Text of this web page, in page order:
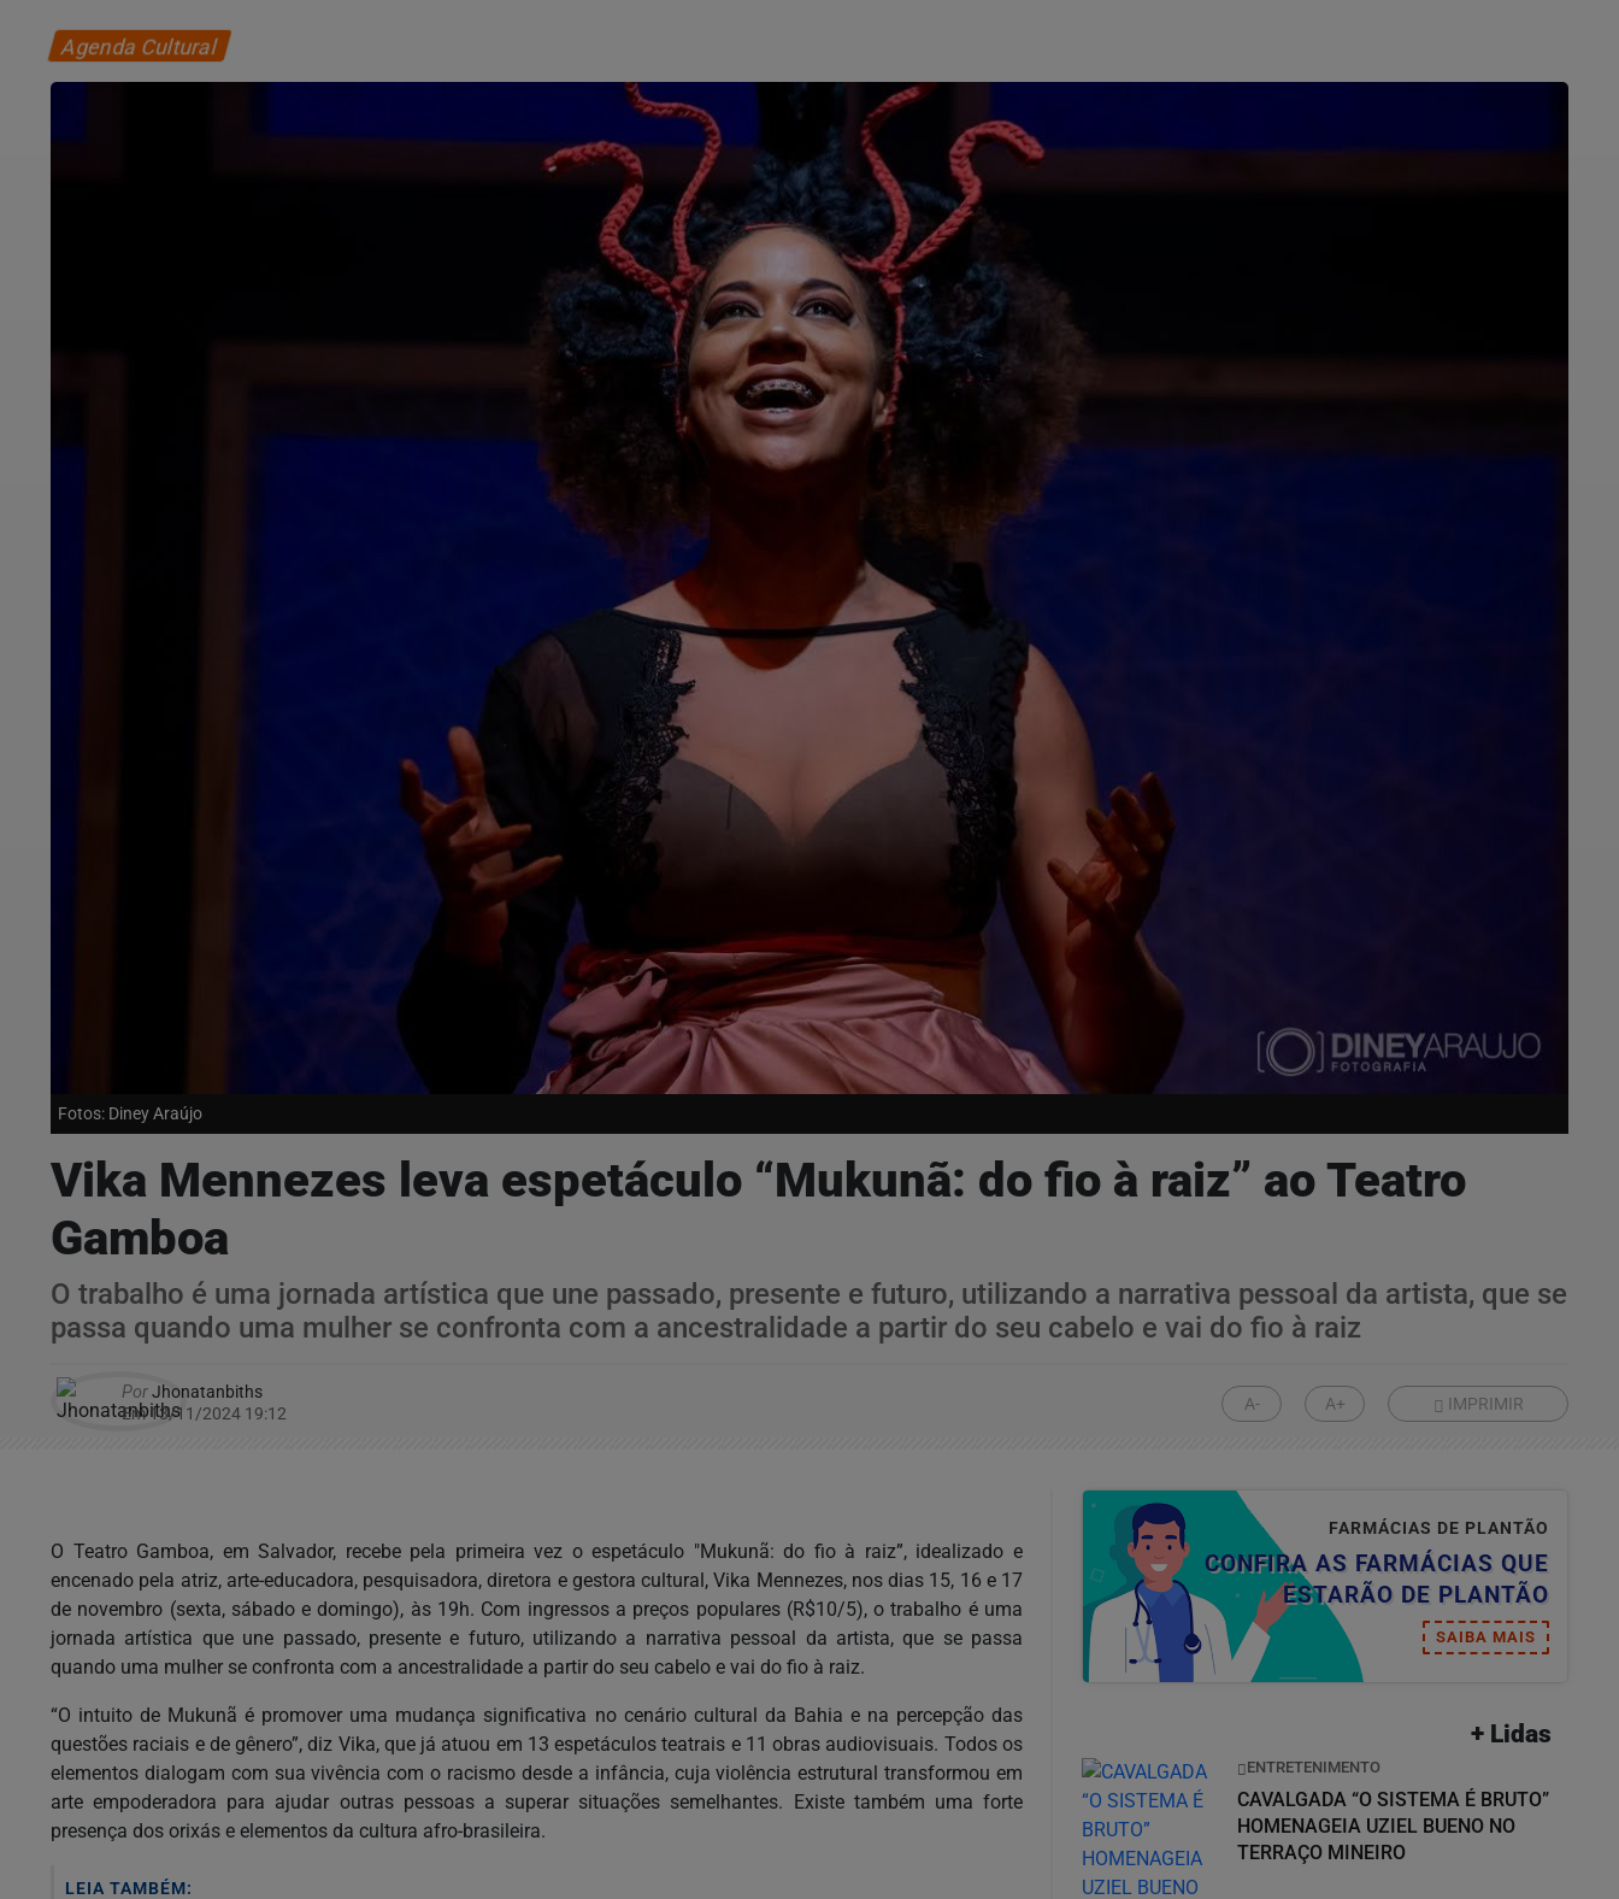
Agenda Cultural
Fotos: Diney Araújo
Vika Mennezes leva espetáculo “Mukunã: do fio à raiz” ao Teatro
Gamboa
O trabalho é uma jornada artística que une passado, presente e futuro, utilizando a narrativa pessoal da artista, que se
passa quando uma mulher se confronta com a ancestralidade a partir do seu cabelo e vai do fio à raiz
PorJhonatanbiths
Em 13/11/2024 19:12
A- A+ IMPRIMIR
O Teatro Gamboa, em Salvador, recebe pela primeira vez o espetáculo "Mukunã: do fio à raiz”, idealizado e
encenado pela atriz, arte-educadora, pesquisadora, diretora e gestora cultural, Vika Mennezes, nos dias 15, 16 e 17
de novembro (sexta, sábado e domingo), às 19h. Com ingressos a preços populares (R$10/5), o trabalho é uma
jornada artística que une passado, presente e futuro, utilizando a narrativa pessoal da artista, que se passa
quando uma mulher se confronta com a ancestralidade a partir do seu cabelo e vai do fio à raiz.
“O intuito de Mukunã é promover uma mudança significativa no cenário cultural da Bahia e na percepção das
questões raciais e de gênero”, diz Vika, que já atuou em 13 espetáculos teatrais e 11 obras audiovisuais. Todos os
elementos dialogam com sua vivência com o racismo desde a infância, cuja violência estrutural transformou em
arte empoderadora para ajudar outras pessoas a superar situações semelhantes. Existe também uma forte
presença dos orixás e elementos da cultura afro-brasileira.
LEIA TAMBÉM:
FARMÁCIAS DE PLANTÃO
CONFIRA AS FARMÁCIAS QUE
ESTARÃO DE PLANTÃO
SAIBA MAIS
+ Lidas
ENTRETENIMENTO
CAVALGADA “O SISTEMA É BRUTO”
HOMENAGEIA UZIEL BUENO NO
TERRAÇO MINEIRO